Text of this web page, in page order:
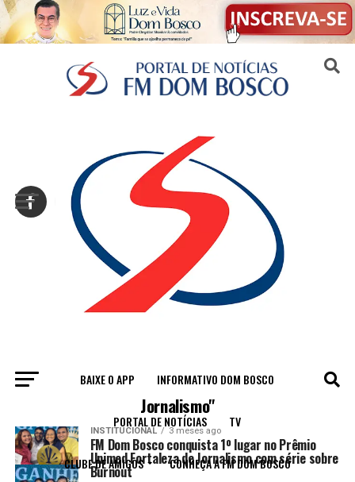
BAIXE O APP INFORMATIVO DOM BOSCO
PORTAL DE NOTÍCIAS TV
CLUBE DE AMIGOS CONHEÇA A FM DOM BOSCO
All posts tagged "Prêmio Unimed Fortaleza de
Jornalismo"
INSTITUCIONAL 3 meses ago
FM Dom Bosco conquista 1º lugar no Prêmio
Unimed Fortaleza de Jornalismo com série sobre
Burnout
Sair da versão mobile